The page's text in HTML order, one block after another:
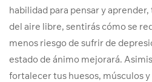
habilidad para pensar y
del aire libre, sentirás cómo se
menos riesgo de sufrir de
estado de ánimo mejorará.
fortalecer tus huesos, músculos